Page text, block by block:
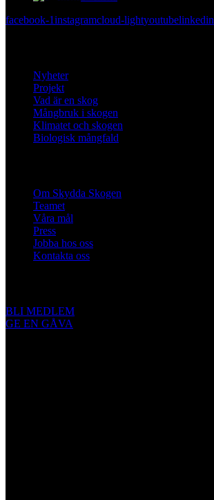
facebook-1instagramcloud-lightyoutubelinkedin
Nyheter
Projekt
Vad är en skog
Mångbruk i skogen
Klimatet och skogen
Biologisk mångfald
Om Skydda Skogen
Teamet
Våra mål
Press
Jobba hos oss
Kontakta oss
BLI MEDLEM
GE EN GÅVA